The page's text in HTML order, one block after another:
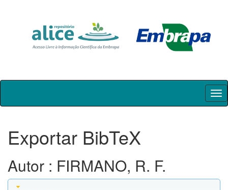
Skip
Exportar BibTeX
Autor : FIRMANO, R. F.